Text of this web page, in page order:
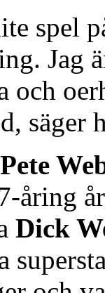
spel
Jag
och
säger
Pete
åring
Dick